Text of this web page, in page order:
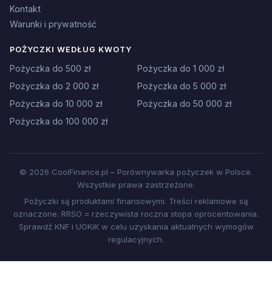
Kontakt
Warunki i prywatność
POŻYCZKI WEDŁUG KWOTY
Pożyczka do 500 zł
Pożyczka do 1 000 zł
Pożyczka do 2 000 zł
Pożyczka do 5 000 zł
Pożyczka do 10 000 zł
Pożyczka do 50 000 zł
Pożyczka do 100 000 zł
© 2026 CoolFinance.pl – Porównywarka pożyczek w Polsce.
Wszystkie prawa zastrzeżone.
Pożyczki są produktami finansowymi. Treści reklamowe są
oznaczone. RRSO = rzeczywista roczna stopa oprocentowania.
Sprawdź KNF i UOKiK w celu uzyskania aktualnych wymogów
regulacyjnych.